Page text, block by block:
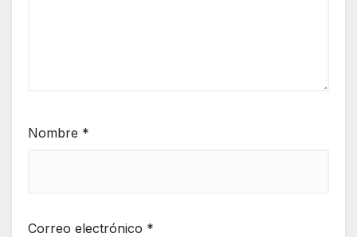
Nombre *
Correo electrónico *